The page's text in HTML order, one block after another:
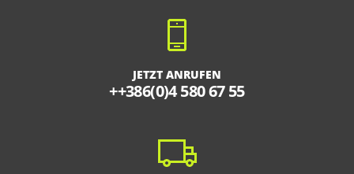
JETZT ANRUFEN
++386(0)4 580 67 55